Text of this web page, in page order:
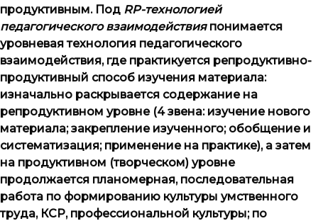
продуктивным. Под RP-технологией
педагогического взаимодействияпонимается
уровневая технология педагогического
взаимодействия, где практикуется репродуктивно-
продуктивный способ изучения материала:
изначально раскрывается содержание на
репродуктивном уровне (4 звена: изучение нового
материала; закрепление изученного; обобщение и
систематизация; применение на практике), а затем
на продуктивном (творческом) уровне
продолжается планомерная, последовательная
работа по формированию культуры умственного
труда, КСР, профессиональной культуры; по